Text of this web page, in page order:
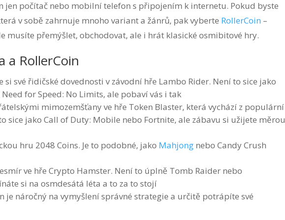
jen počítač nebo mobilní telefon s připojením k internetu. Pokud byste
v sobě zahrnuje mnoho variant a žánrů, pak vyberte RollerCoin –
musíte přemýšlet, obchodovat, ale i hrát klasické osmibitové hry.
a RollerCoin
si své řidičské dovednosti v závodní hře Lambo Rider. Není to sice jako
for Speed: No Limits, ale pobaví vás i tak
mimozemšťany ve hře Token Blaster, která vychází z populární
sice jako Call of Duty: Mobile nebo Fortnite, ale zábavu si užijete měrou
hru 2048 Coins. Je to podobné, jako Mahjong nebo Candy Crush
ve hře Crypto Hamster. Není to úplně Tomb Raider nebo
si na osmdesátá léta a to za to stojí
je náročný na vymyšlení správné strategie a určitě potrápíte své